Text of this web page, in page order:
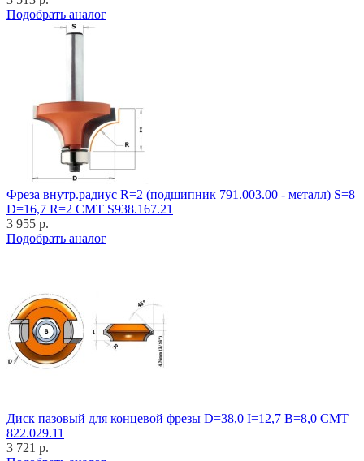
Подобрать аналог
Фреза внутр.радиус R=2 (подшипник 791.003.00 - металл) S=8
D=16,7 R=2 CMT S938.167.21
3 955 р.
Подобрать аналог
Диск пазовый для концевой фрезы D=38,0 I=12,7 B=8,0 CMT
822.029.11
3 721 р.